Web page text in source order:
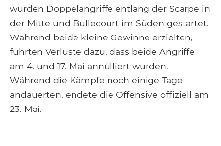
wurden Doppelangriffe entlang der Scarpe in
der Mitte und Bullecourt im Süden gestartet.
Während beide kleine Gewinne erzielten,
führten Verluste dazu, dass beide Angriffe
am 4. und 17. Mai annulliert wurden.
Während die Kämpfe noch einige Tage
andauerten, endete die Offensive offiziell am
23. Mai.